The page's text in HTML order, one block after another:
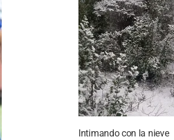
Intimando con la nieve